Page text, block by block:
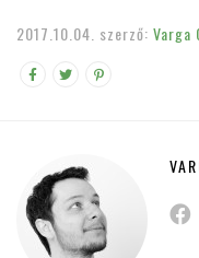
2017.10.04. szerző: Varga